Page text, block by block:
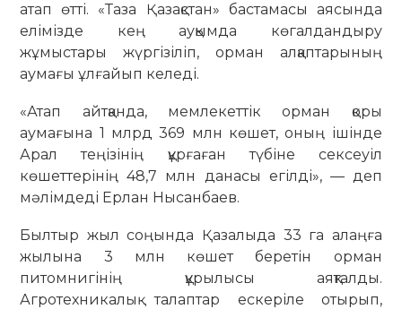
атап өтті. «Таза Қазақстан» бастамасы аясында
елімізде кең ауқымда көгалдандыру
жұмыстары жүргізіліп, орман алқаптарының
аумағы ұлғайып келеді.
«Атап айтқанда, мемлекеттік орман қоры
аумағына 1 млрд 369 млн көшет, оның ішінде
Арал теңізінің құрғаған түбіне сексеуіл
көшеттерінің 48,7 млн данасы егілді», — деп
мәлімдеді Ерлан Нысанбаев.
Былтыр жыл соңында Қазалыда 33 га алаңға
жылына 3 млн көшет беретін орман
питомнигінің құрылысы аяқталды.
Агротехникалық талаптар ескеріле отырып,